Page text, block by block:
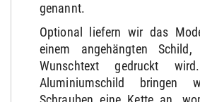
genannt.
Optional liefern wir das
einem angehängten
Wunschtext gedruckt
Aluminiumschild